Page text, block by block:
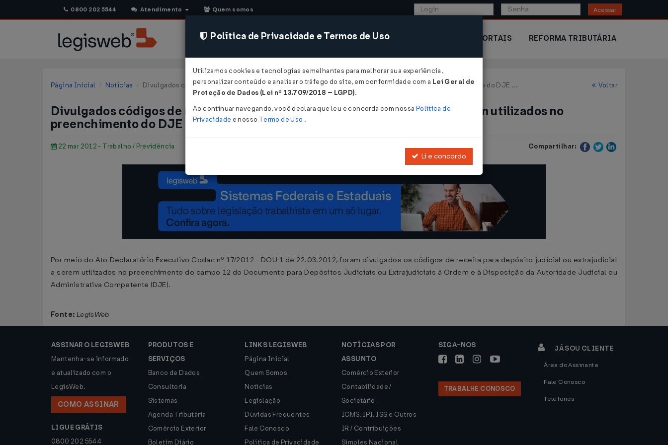
0800 202 5544 Atendimento Quem somos Acessar
CONSULTORIA SISTEMAS COMÉRCIO EXTERIOR PORTAIS REFORMA TRIBUTÁRIA
Página Inicial Notícias Divulgados códigos de receita para depósito judicial ou extrajudicial a serem utilizados no preenchimento do DJE ... Voltar
Divulgados códigos de receita para depósito judicial ou extrajudicial a serem utilizados no
preenchimento do DJE
22 mar 2012 - Trabalho / Previdência Compartilhar:
Por meio do Ato Declaratório Executivo Codac nº 17/2012 - DOU 1 de 22.03.2012, foram divulgados os códigos de receita para depósito judicial ou extrajudicial
a serem utilizados no preenchimento do campo 12 do Documento para Depósitos Judiciais ou Extrajudiciais à Ordem e à Disposição da Autoridade Judicial ou
Administrativa Competente (DJE).
Fonte: LegisWeb
ASSINAR O LEGISWEB
Mantenha-se informado
e atualizado com o
LegisWeb.
COMO ASSINAR
LIGUE GRÁTIS
0800 202 5544
PRODUTOS E
SERVIÇOS
Banco de Dados
Consultoria
Sistemas
Agenda Tributária
Comércio Exterior
Boletim Diário
LINKS LEGISWEB
Página Inicial
Quem Somos
Notícias
Legislação
Dúvidas Frequentes
Fale Conosco
Política de Privacidade
NOTÍCIAS POR
ASSUNTO
Comércio Exterior
Contabilidade /
Societário
ICMS, IPI, ISS e Outros
IR / Contribuições
Simples Nacional
SIGA-NOS
TRABALHE CONOSCO
JÁ SOU CLIENTE
Área do Assinante
Fale Conosco
Telefones
Política de Privacidade e Termos de Uso
Utilizamos cookies e tecnologias semelhantes para melhorar sua experiência,
personalizar conteúdo e analisar o tráfego do site, em conformidade com a Lei Geral de
Proteção de Dados (Lei nº 13.709/2018 – LGPD).
Ao continuar navegando, você declara que leu e concorda com nossa Política de
Privacidade e nosso Termo de Uso .
Li e concordo